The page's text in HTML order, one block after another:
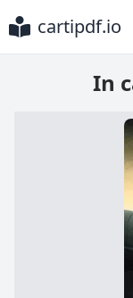
cartipdf.io
In